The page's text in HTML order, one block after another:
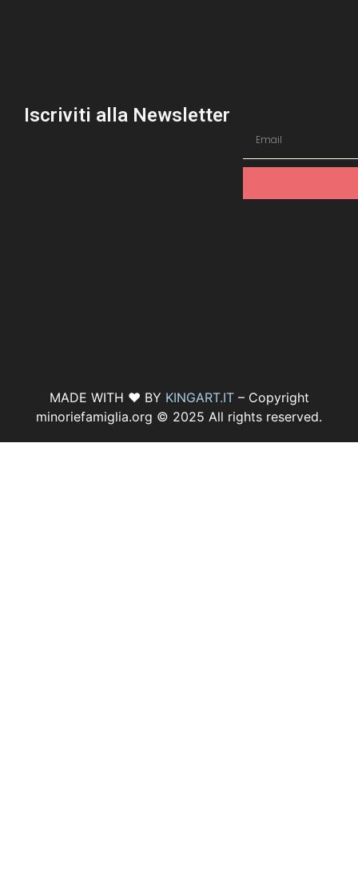
Iscriviti alla Newsletter
MADE WITH ♥ BY KINGART.IT– Copyright
minoriefamiglia.org © 2025 All rights reserved.